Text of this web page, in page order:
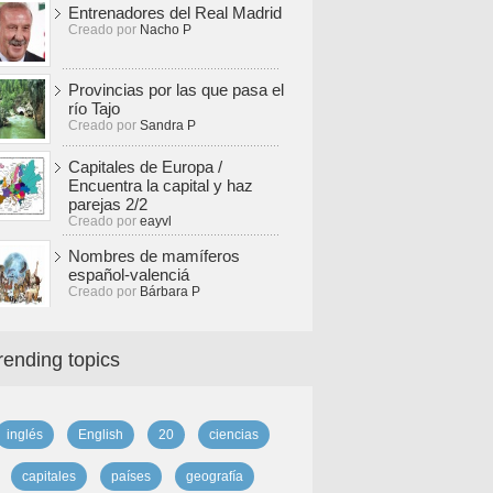
Entrenadores del Real Madrid
Creado por Nacho P
Provincias por las que pasa el
río Tajo
Creado por Sandra P
Capitales de Europa /
Encuentra la capital y haz
parejas 2/2
Creado por eayvl
Nombres de mamíferos
español-valenciá
Creado por Bárbara P
topics
inglés English 20 ciencias
capitales países geografía